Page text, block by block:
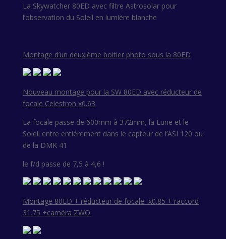
La Skywatcher 80ED avec filtre Astrosolar pour
l’observation du Soleil en lumière blanche
Montage d’un deuxième boitier photo sous la 80ED
Nouveau montage pour la SW 80ED avec réducteur de
focale Celestron x0.63
La focale passe de 600mm à 372mm, la Lune et le
Soleil entre entièrement dans le capteur de l’ASI 120 ou
de la DMK 41
le f/d passe de 7,5 à 4,6 !
Montage 80ED + réducteur de focale x0.85 + raccord
31.75 +caméra ZWO